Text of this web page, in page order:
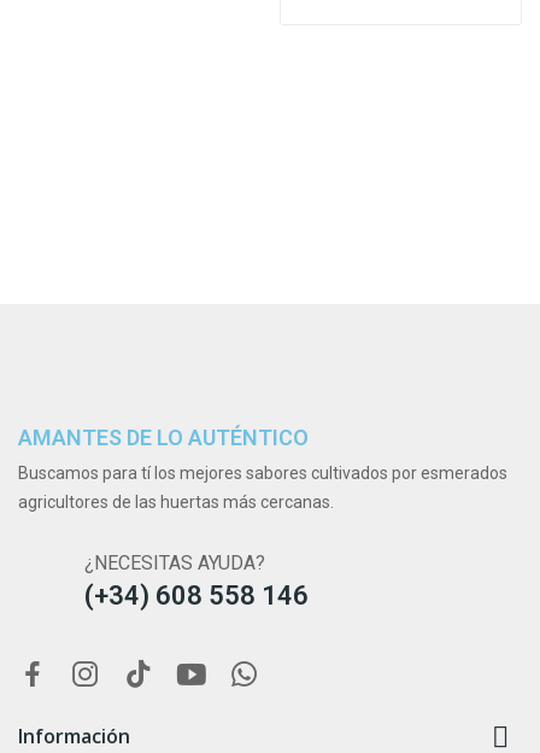
AMANTES DE LO AUTÉNTICO
Buscamos para tí los mejores sabores cultivados por esmerados
agricultores de las huertas más cercanas.
¿NECESITAS AYUDA?
(+34) 608 558 146
Información 